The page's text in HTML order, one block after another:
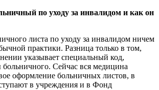
по уходу за инвалидом и как он
листа по уходу за инвалидом ничем
практики. Разница только в том,
указывает специальный код,
Сейчас вся медицина
оформление больничных листов, в
в учреждения и в Фонд